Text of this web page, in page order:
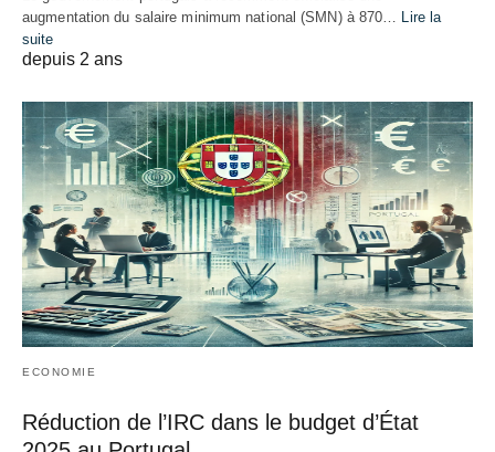
augmentation du salaire minimum national (SMN) à 870… Lire la
suite
depuis 2 ans
ECONOMIE
Réduction de l’IRC dans le budget d’État